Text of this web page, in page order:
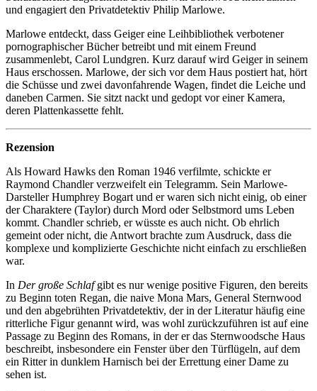
und engagiert den Privatdetektiv Philip Marlowe.
Marlowe entdeckt, dass Geiger eine Leihbibliothek verbotener
pornographischer Bücher betreibt und mit einem Freund
zusammenlebt, Carol Lundgren. Kurz darauf wird Geiger in seinem
Haus erschossen. Marlowe, der sich vor dem Haus postiert hat, hört
die Schüsse und zwei davonfahrende Wagen, findet die Leiche und
daneben Carmen. Sie sitzt nackt und gedopt vor einer Kamera,
deren Plattenkassette fehlt.
Rezension
Als Howard Hawks den Roman 1946 verfilmte, schickte er
Raymond Chandler verzweifelt ein Telegramm. Sein Marlowe-
Darsteller Humphrey Bogart und er waren sich nicht einig, ob einer
der Charaktere (Taylor) durch Mord oder Selbstmord ums Leben
kommt. Chandler schrieb, er wüsste es auch nicht. Ob ehrlich
gemeint oder nicht, die Antwort brachte zum Ausdruck, dass die
komplexe und komplizierte Geschichte nicht einfach zu erschließen
war.
In Der große Schlafgibt es nur wenige positive Figuren, den bereits
zu Beginn toten Regan, die naive Mona Mars, General Sternwood
und den abgebrühten Privatdetektiv, der in der Literatur häufig eine
ritterliche Figur genannt wird, was wohl zurückzuführen ist auf eine
Passage zu Beginn des Romans, in der er das Sternwoodsche Haus
beschreibt, insbesondere ein Fenster über den Türflügeln, auf dem
ein Ritter in dunklem Harnisch bei der Errettung einer Dame zu
sehen ist.